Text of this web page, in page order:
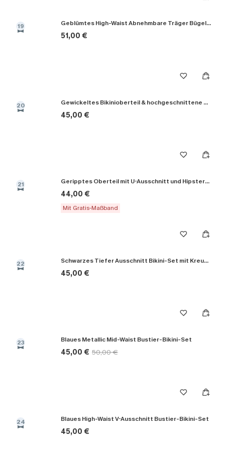
19 Geblümtes High-Waist Abnehmbare Träger Bügel-Bikini-Set
51,00 €
20 Gewickeltes Bikinioberteil & hochgeschnittene Bikinihose
45,00 €
21 Geripptes Oberteil mit U-Ausschnitt und Hipster-Bikini-Set
44,00 €
Mit Gratis-Maßband
22 Schwarzes Tiefer Ausschnitt Bikini-Set mit Kreuzträgern
45,00 €
23 Blaues Metallic Mid-Waist Bustier-Bikini-Set
45,00 € 50,00 €
24 Blaues High-Waist V-Ausschnitt Bustier-Bikini-Set
45,00 €